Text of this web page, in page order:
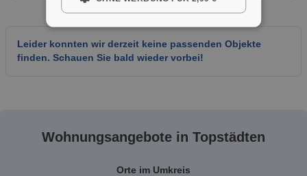
Leider konnten wir derzeit keine passenden Objekte
finden. Schauen Sie bald wieder vorbei!
Wohnungsangebote in Topstädten
Orte im Umkreis